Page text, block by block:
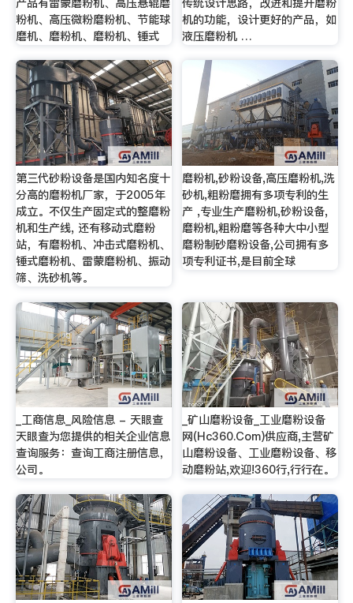
粉机、高压微粉磨粉机、节能球
磨机、磨粉机、磨粉机、锤式
机的功能，设计更好的产品，如
液压磨粉机 …
第三代砂粉设备是国内知名度十
分高的磨粉机厂家，于2005年
成立。不仅生产固定式的整磨粉
机和生产线, 还有移动式磨粉
站，有磨粉机、冲击式磨粉机、
锤式磨粉机、雷蒙磨粉机、振动
筛、洗砂机等。
磨粉机,砂粉设备,高压磨粉机,洗
砂机,粗粉磨拥有多项专利的生
产 ,专业生产磨粉机,砂粉设备,
磨粉机,粗粉磨等各种大中小型
磨粉制砂磨粉设备,公司拥有多
项专利证书,是目前全球
_工商信息_风险信息 - 天眼查
天眼查为您提供的相关企业信息
查询服务：查询工商注册信息，
公司。
_矿山磨粉设备_工业磨粉设备
网(Hc360.Com)供应商,主营矿
山磨粉设备、工业磨粉设备、移
动磨粉站,欢迎!360行,行行在。